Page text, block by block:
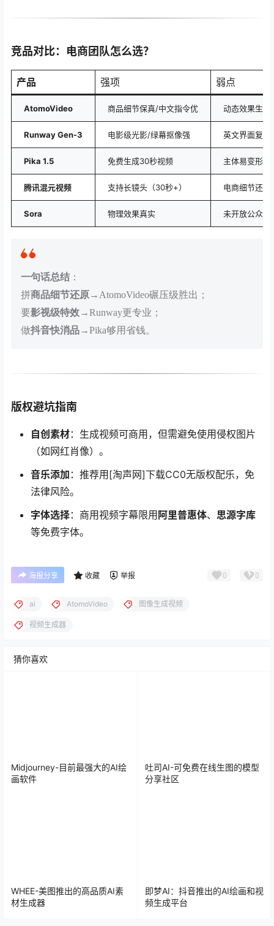
竞品对比：电商团队怎么选？
产品 强项 弱点
AtomoVideo 商品细节保真/中文指令优 动态效果生硬
Runway Gen-3 电影级光影/绿幕抠像强 英文界面复杂
Pika 1.5 免费生成30秒视频 主体易变形
腾讯混元视频 支持长镜头（30秒+） 电商细节还原
Sora 物理效果真实 未开放公众使
一句话总结 ：
拼商品细节还原→AtomoVideo碾压级胜出；
要影视级特效→Runway更专业；
做抖音快消品→Pika够用省钱。
版权避坑指南
自创素材：生成视频可商用，但需避免使用侵权图片
（如网红肖像）。
音乐添加 ：推荐用[淘声网]下载CC0无版权配乐，免
法律风险。
字体选择：商用视频字幕限用 阿里普惠体、 思源字库
等免费字体。
海报分享 收藏 举报 0 0
ai AtomoVideo 图像生成视频
视频生成器
猜你喜欢
Midjourney-目前最强大的AI绘
画软件
吐司AI-可免费在线生图的模型
分享社区
WHEE-美图推出的高品质AI素
材生成器
即梦AI：抖音推出的AI绘画和视
频生成平台